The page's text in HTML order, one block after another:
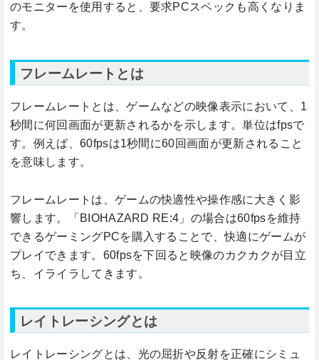
のモニターを使用すると、要求PCスペックも高くなりま
す。
フレームレートとは
フレームレートとは、ゲームなどの映像表示において、1
秒間に何回画面が更新されるかを示します。単位はfpsで
す。例えば、60fpsは1秒間に60回画面が更新されること
を意味します。
フレームレートは、ゲームの快適性や操作感に大きく影
響します。「BIOHAZARD RE:4」の場合は60fpsを維持
できるゲーミングPCを購入することで、快適にゲームが
プレイできます。60fpsを下回ると映像のカクカクが目立
ち、イライラしてきます。
レイトレーシングとは
レイトレーシングとは、光の屈折や反射を正確にシミュ